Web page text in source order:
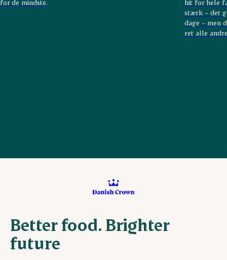
for de mindste.
hit for hele
stærk – det
dage – men
ret alle
Better food. Brighter
future